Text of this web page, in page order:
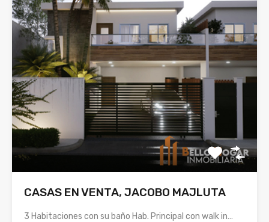
CASAS EN VENTA, JACOBO MAJLUTA
3 Habitaciones con su baño Hab. Principal con walk in…